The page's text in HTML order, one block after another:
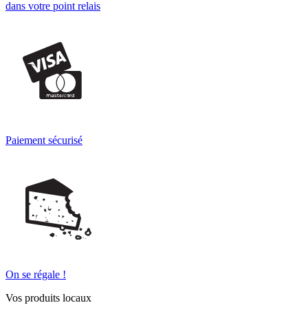
dans votre point relais
Paiement sécurisé
On se régale !
Vos produits locaux